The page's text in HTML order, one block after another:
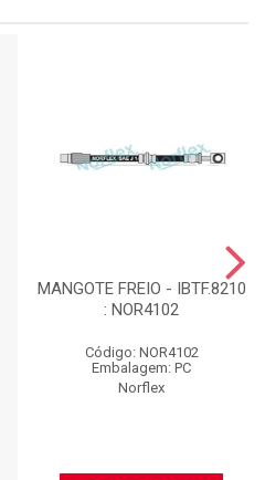
MANGOTE FREIO - IBTF.8210
: NOR4102
Código: NOR4102
Embalagem: PC
Norflex